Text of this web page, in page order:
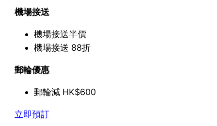
機場接送
機場接送半價
機場接送 88折
郵輪優惠
郵輪減 HK$600
立即預訂